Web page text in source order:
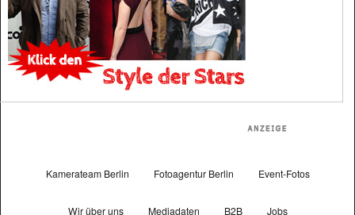
Kamerateam Berlin Fotoagentur Berlin Event-Fotos
Wir über uns Mediadaten B2B Jobs